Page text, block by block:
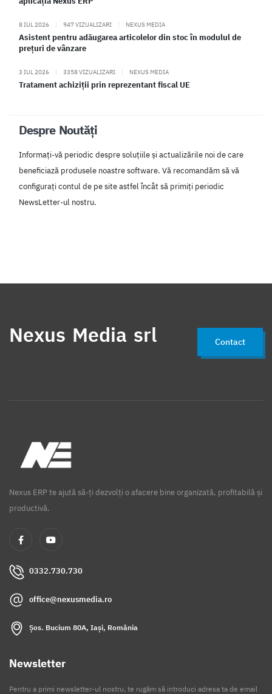
8 IUL 2026 | 947 VIZUALIZARI | NEXUS MEDIA
Asistent pentru adăugarea articolelor din stoc în modulul de
prețuri de vânzare
3 IUL 2026 | 3358 VIZUALIZARI | NEXUS MEDIA
Tratament achiziții prin reprezentant fiscal UE
Despre Noutăți
Informați-vă periodic despre soluțiile și actualizările noi de care
beneficiază produsele noastre software. Vă recomandăm să vă
configurați contul de pe site astfel încât să primiți periodic
NewsLetter-ul nostru.
Nexus Media srl Contact
Nexus ERP te ajută să-ți dezvolți o afacere bine organizată, profitabilă și
productivă.
0332.730.730
office@nexusmedia.ro
Șos. Bucium 80A, Iași, România
Newsletter
Pentru a primi newsletter-ul nostru, te rugăm să introduci adresa ta de email